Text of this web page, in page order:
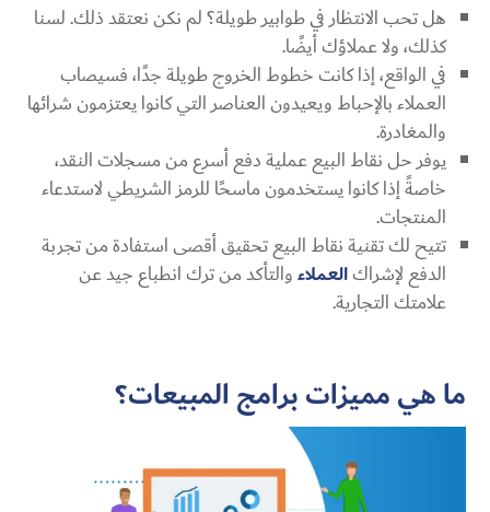
هل تحب الانتظار في طوابير طويلة؟ لم نكن نعتقد ذلك. لسنا
كذلك، ولا عملاؤك أيضًا.
في الواقع، إذا كانت خطوط الخروج طويلة جدًا، فسيصاب
العملاء بالإحباط ويعيدون العناصر التي كانوا يعتزمون شرائها
والمغادرة.
يوفر حل نقاط البيع عملية دفع أسرع من مسجلات النقد،
خاصةً إذا كانوا يستخدمون ماسحًا للرمز الشريطي لاستدعاء
المنتجات.
تتيح لك تقنية نقاط البيع تحقيق أقصى استفادة من تجربة
الدفع لإشراكالعملاءوالتأكد من ترك انطباع جيد عن
علامتك التجارية.
ما هي مميزات برامج المبيعات؟